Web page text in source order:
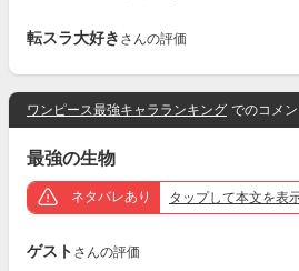
転スラ大好き さんの評価
ワンピース最強キャラランキング でのコメ
最強の生物
ネタバレあり タップして本文を表
ゲスト さんの評価